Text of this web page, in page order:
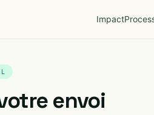
Impact
envoi